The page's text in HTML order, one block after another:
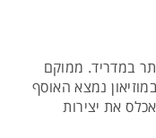
במדריד. ממוקם
מרשים שנבנה במאה ה-18. במוזיאון נמצא האוסף
את יצירות